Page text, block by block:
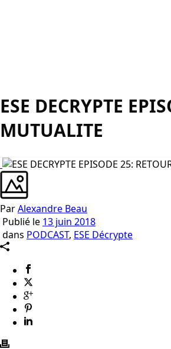
ESE DECRYPTE
MUTUALITE
ParAlexandre Beau
Publié le 13 juin 2018
dans PODCAST, ESE Décrypte